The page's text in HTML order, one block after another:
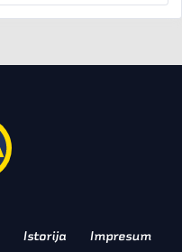
Istorija Impresum